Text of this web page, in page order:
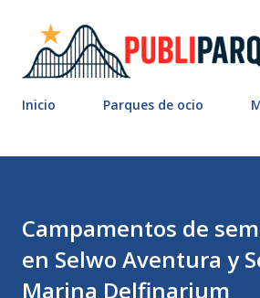
Inicio Parques de ocio
Campamentos de
en Selwo Aventura y
Marina Delfinarium